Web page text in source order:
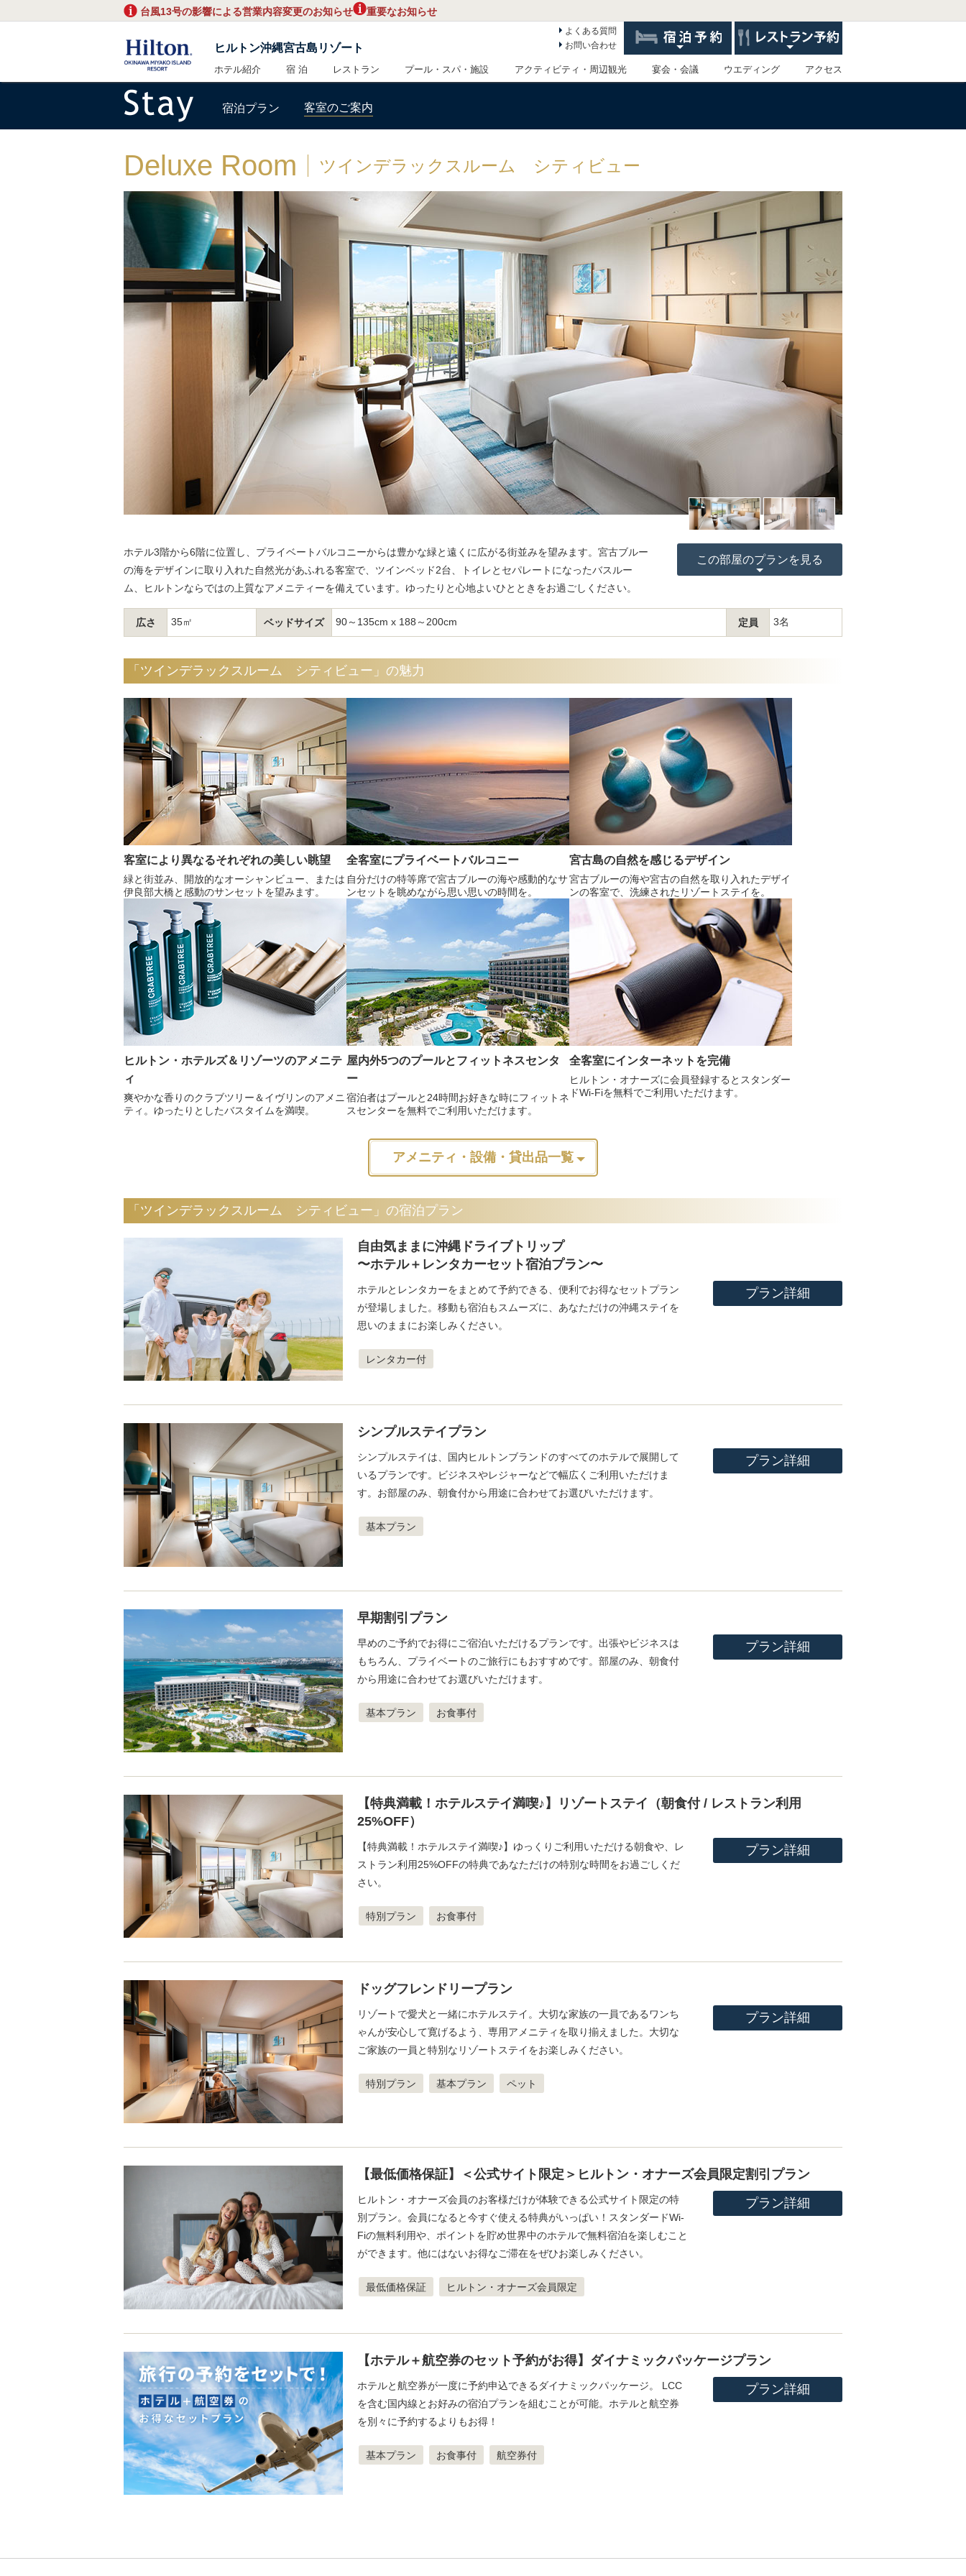
台風13号の影響による営業内容変更のお知らせ 重要なお知らせ
ヒルトン沖縄宮古島リゾート
よくある質問
お問い合わせ
ホテル紹介 宿 泊 レストラン プール・スパ・施設 アクティビティ・周辺観光 宴会・会議 ウエディング アクセス
宿泊プラン 客室のご案内
Deluxe Room ツインデラックスルーム シティビュー
ホテル3階から6階に位置し、プライベートバルコニーからは豊かな緑と遠くに広がる街並みを望みます。宮古ブルー
の海をデザインに取り入れた自然光があふれる客室で、ツインベッド2台、トイレとセパレートになったバスルー
ム、ヒルトンならではの上質なアメニティーを備えています。ゆったりと心地よいひとときをお過ごしください。
この部屋のプランを見る
広さ 35㎡ ベッドサイズ 90～135cm x 188～200cm 定員 3名
「ツインデラックスルーム シティビュー」の魅力
客室により異なるそれぞれの美しい眺望
緑と街並み、開放的なオーシャンビュー、または
伊良部大橋と感動のサンセットを望みます。
全客室にプライベートバルコニー
自分だけの特等席で宮古ブルーの海や感動的なサ
ンセットを眺めながら思い思いの時間を。
宮古島の自然を感じるデザイン
宮古ブルーの海や宮古の自然を取り入れたデザイ
ンの客室で、洗練されたリゾートステイを。
ヒルトン・ホテルズ＆リゾーツのアメニテ
ィ
爽やかな香りのクラブツリー＆イヴリンのアメニ
ティ。ゆったりとしたバスタイムを満喫。
屋内外5つのプールとフィットネスセンタ
ー
宿泊者はプールと24時間お好きな時にフィットネ
スセンターを無料でご利用いただけます。
全客室にインターネットを完備
ヒルトン・オナーズに会員登録するとスタンダー
ドWi-Fiを無料でご利用いただけます。
アメニティ・設備・貸出品一覧
「ツインデラックスルーム シティビュー」の宿泊プラン
自由気ままに沖縄ドライブトリップ
〜ホテル＋レンタカーセット宿泊プラン〜
ホテルとレンタカーをまとめて予約できる、便利でお得なセットプラン
が登場しました。移動も宿泊もスムーズに、あなただけの沖縄ステイを
思いのままにお楽しみください。
レンタカー付
プラン詳細
シンプルステイプラン
シンプルステイは、国内ヒルトンブランドのすべてのホテルで展開して
いるプランです。ビジネスやレジャーなどで幅広くご利用いただけま
す。お部屋のみ、朝食付から用途に合わせてお選びいただけます。
基本プラン
プラン詳細
早期割引プラン
早めのご予約でお得にご宿泊いただけるプランです。出張やビジネスは
もちろん、プライベートのご旅行にもおすすめです。部屋のみ、朝食付
から用途に合わせてお選びいただけます。
基本プラン お食事付
プラン詳細
【特典満載！ホテルステイ満喫♪】リゾートステイ（朝食付 / レストラン利用
25%OFF）
【特典満載！ホテルステイ満喫♪】ゆっくりご利用いただける朝食や、レ
ストラン利用25%OFFの特典であなただけの特別な時間をお過ごしくだ
さい。
特別プラン お食事付
プラン詳細
ドッグフレンドリープラン
リゾートで愛犬と一緒にホテルステイ。大切な家族の一員であるワンち
ゃんが安心して寛げるよう、専用アメニティを取り揃えました。大切な
ご家族の一員と特別なリゾートステイをお楽しみください。
特別プラン 基本プラン ペット
プラン詳細
【最低価格保証】＜公式サイト限定＞ヒルトン・オナーズ会員限定割引プラン
ヒルトン・オナーズ会員のお客様だけが体験できる公式サイト限定の特
別プラン。会員になると今すぐ使える特典がいっぱい！スタンダードWi-
Fiの無料利用や、ポイントを貯め世界中のホテルで無料宿泊を楽しむこと
ができます。他にはないお得なご滞在をぜひお楽しみください。
最低価格保証 ヒルトン・オナーズ会員限定
プラン詳細
【ホテル＋航空券のセット予約がお得】ダイナミックパッケージプラン
ホテルと航空券が一度に予約申込できるダイナミックパッケージ。 LCC
を含む国内線とお好みの宿泊プランを組むことが可能。ホテルと航空券
を別々に予約するよりもお得！
基本プラン お食事付 航空券付
プラン詳細